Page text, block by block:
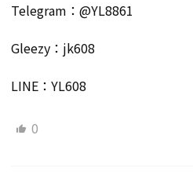
Telegram：@YL8861
Gleezy：jk608
LINE：YL608
0